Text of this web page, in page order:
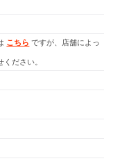
こちら ですが、店舗によっ
ださい。